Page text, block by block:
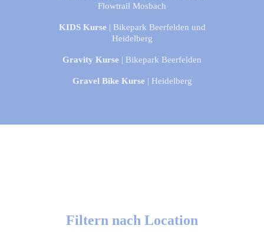
Flowtrail Mosbach
KIDS Kurse | Bikepark Beerfelden und
Heidelberg
Gravity Kurse | Bikepark Beerfelden
Gravel Bike Kurse | Heidelberg
Filtern nach Location